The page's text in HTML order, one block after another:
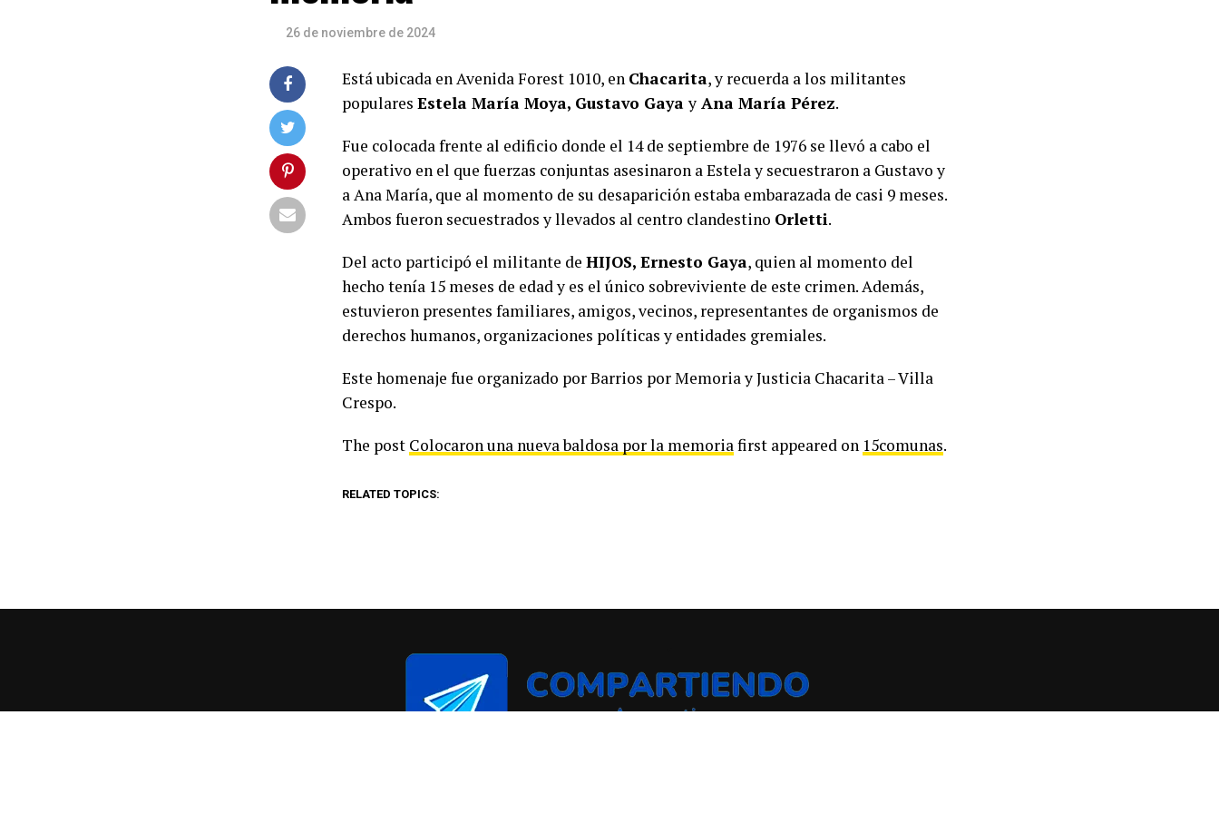
26 de noviembre de 2024
Está ubicada en Avenida Forest 1010, en Chacarita, y recuerda a los militantes
populares Estela María Moya, Gustavo Gayay Ana María Pérez.
Fue colocada frente al edificio donde el 14 de septiembre de 1976 se llevó a cabo el
operativo en el que fuerzas conjuntas asesinaron a Estela y secuestraron a Gustavo y
a Ana María, que al momento de su desaparición estaba embarazada de casi 9 meses.
Ambos fueron secuestrados y llevados al centro clandestino Orletti.
Del acto participó el militante de HIJOS, Ernesto Gaya, quien al momento del
hecho tenía 15 meses de edad y es el único sobreviviente de este crimen. Además,
estuvieron presentes familiares, amigos, vecinos, representantes de organismos de
derechos humanos, organizaciones políticas y entidades gremiales.
Este homenaje fue organizado por Barrios por Memoria y Justicia Chacarita – Villa
Crespo.
The post Colocaron una nueva baldosa por la memoriafirst appeared on 15comunas.
RELATED TOPICS: